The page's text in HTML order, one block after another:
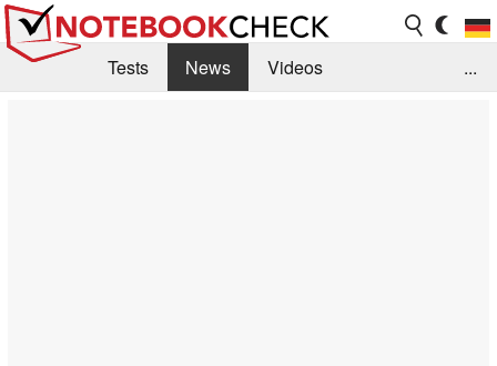
Tests News
Videos
...